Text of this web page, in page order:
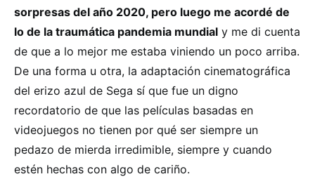
sorpresas del año 2020, pero luego me acordé de
lo de la traumática pandemia mundial y me di cuenta
de que a lo mejor me estaba viniendo un poco arriba.
De una forma u otra, la adaptación cinematográfica
del erizo azul de Sega sí que fue un digno
recordatorio de que las películas basadas en
videojuegos no tienen por qué ser siempre un
pedazo de mierda irredimible, siempre y cuando
estén hechas con algo de cariño.